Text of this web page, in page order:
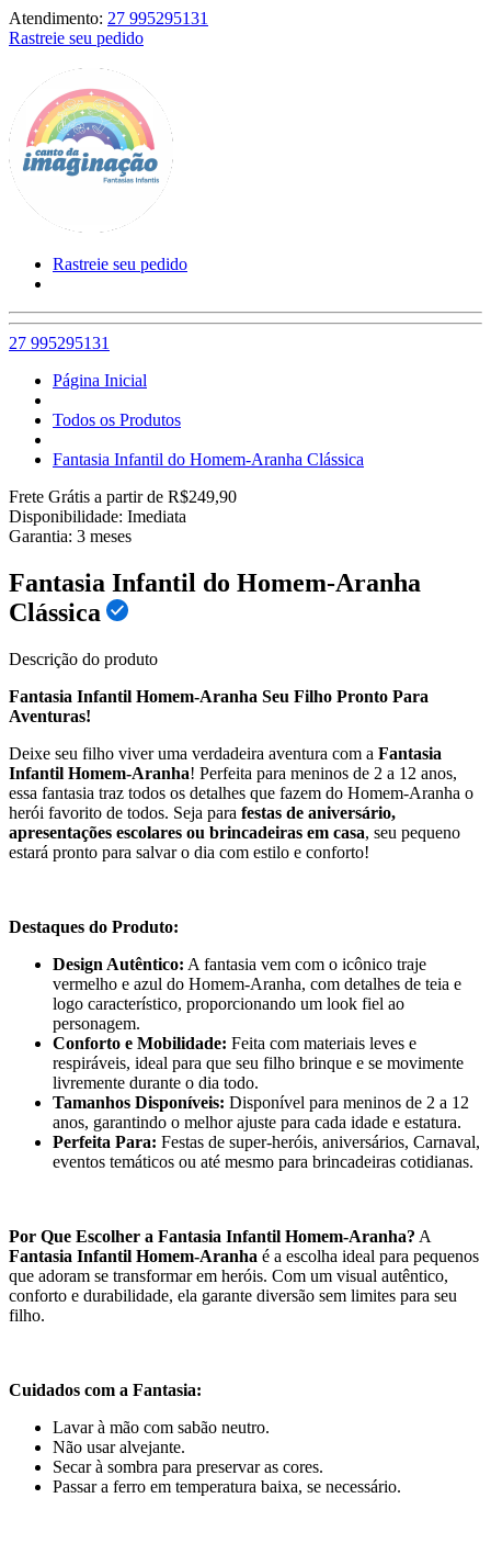
Atendimento: 27 995295131
Rastreie seu pedido
Rastreie seu pedido
27 995295131
Página Inicial
Todos os Produtos
Fantasia Infantil do Homem-Aranha Clássica
Frete Grátis a partir de R$249,90
Disponibilidade: Imediata
Garantia: 3 meses
Fantasia Infantil do Homem-Aranha
Clássica
Descrição do produto
Fantasia Infantil Homem-Aranha Seu Filho Pronto Para
Aventuras!
Deixe seu filho viver uma verdadeira aventura com a Fantasia
Infantil Homem-Aranha! Perfeita para meninos de 2 a 12 anos,
essa fantasia traz todos os detalhes que fazem do Homem-Aranha o
herói favorito de todos. Seja para festas de aniversário,
apresentações escolares ou brincadeiras em casa, seu pequeno
estará pronto para salvar o dia com estilo e conforto!
Destaques do Produto:
Design Autêntico: A fantasia vem com o icônico traje
vermelho e azul do Homem-Aranha, com detalhes de teia e
logo característico, proporcionando um look fiel ao
personagem.
Conforto e Mobilidade: Feita com materiais leves e
respiráveis, ideal para que seu filho brinque e se movimente
livremente durante o dia todo.
Tamanhos Disponíveis: Disponível para meninos de 2 a 12
anos, garantindo o melhor ajuste para cada idade e estatura.
Perfeita Para: Festas de super-heróis, aniversários, Carnaval,
eventos temáticos ou até mesmo para brincadeiras cotidianas.
Por Que Escolher a Fantasia Infantil Homem-Aranha? A
Fantasia Infantil Homem-Aranha é a escolha ideal para pequenos
que adoram se transformar em heróis. Com um visual autêntico,
conforto e durabilidade, ela garante diversão sem limites para seu
filho.
Cuidados com a Fantasia:
Lavar à mão com sabão neutro.
Não usar alvejante.
Secar à sombra para preservar as cores.
Passar a ferro em temperatura baixa, se necessário.